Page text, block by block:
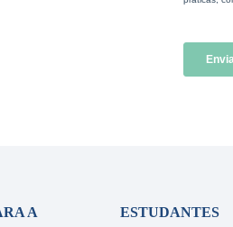
A
ESTUDANTES